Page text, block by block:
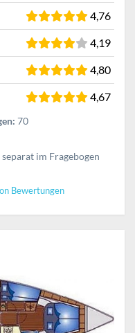
4,76
4,19
4,80
4,67
70
im Fragebogen
Bewertungen